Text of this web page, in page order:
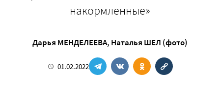
накормленные»
Дарья МЕНДЕЛЕЕВА, Наталья ШЕЛ (фото)
01.02.2022